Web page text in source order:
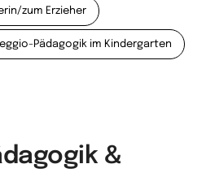
zum Erzieher
Pädagogik im Kindergarten
&